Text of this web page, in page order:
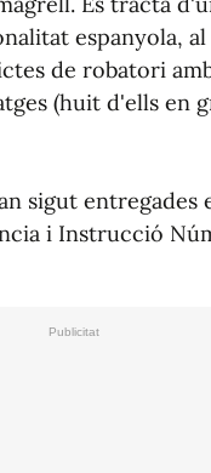
espanyola, al
de robatori
(huit d'ells en
sigut entregades
i Instrucció